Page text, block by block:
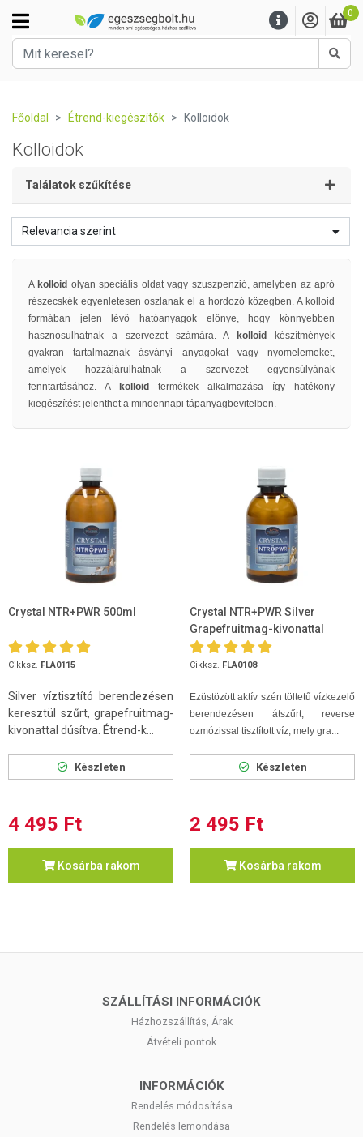
0
Főoldal Étrend-kiegészítők Kolloidok
Kolloidok
Találatok szűkítése
Relevancia szerint
A kolloid olyan speciális oldat vagy szuszpenzió, amelyben az apró
részecskék egyenletesen oszlanak el a hordozó közegben. A kolloid
formában jelen lévő hatóanyagok előnye, hogy könnyebben
hasznosulhatnak a szervezet számára. A
kolloid
készítmények
gyakran tartalmaznak ásványi anyagokat vagy nyomelemeket,
amelyek hozzájárulhatnak a szervezet egyensúlyának
fenntartásához. A
kolloid termékek alkalmazása így hatékony
kiegészítést jelenthet a mindennapi tápanyagbevitelben.
Crystal NTR+PWR 500ml
Cikksz. FLA0115
Silver víztisztító berendezésen
keresztül szűrt, grapefruitmag-
kivonattal dúsítva. Étrend-k...
Készleten
4 495 Ft
Kosárba rakom
Crystal NTR+PWR Silver
Grapefruitmag-kivonattal
200ml
Cikksz. FLA0108
Ezüstözött aktív szén töltetű vízkezelő
berendezésen átszűrt, reverse
ozmózissal tisztított víz, mely gra...
Készleten
2 495 Ft
Kosárba rakom
SZÁLLÍTÁSI INFORMÁCIÓK
Házhozszállítás, Árak
Átvételi pontok
INFORMÁCIÓK
Rendelés módosítása
Rendelés lemondása